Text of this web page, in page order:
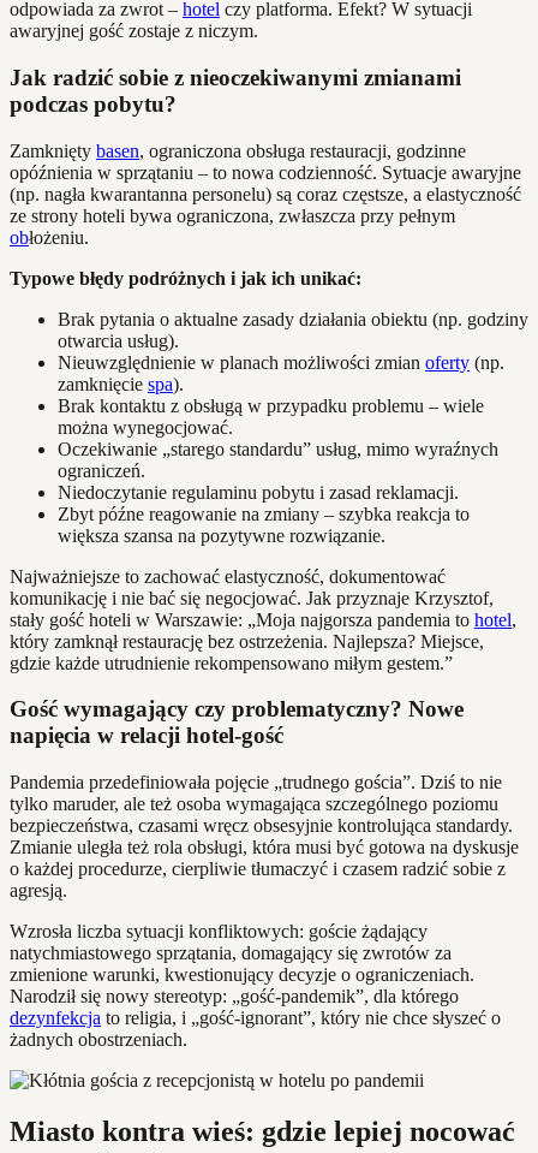
odpowiada za zwrot – hotel czy platforma. Efekt? W sytuacji
awaryjnej gość zostaje z niczym.
Jak radzić sobie z nieoczekiwanymi zmianami
podczas pobytu?
Zamknięty basen, ograniczona obsługa restauracji, godzinne
opóźnienia w sprzątaniu – to nowa codzienność. Sytuacje awaryjne
(np. nagła kwarantanna personelu) są coraz częstsze, a elastyczność
ze strony hoteli bywa ograniczona, zwłaszcza przy pełnym
obłożeniu.
Typowe błędy podróżnych i jak ich unikać:
Brak pytania o aktualne zasady działania obiektu (np. godziny
otwarcia usług).
Nieuwzględnienie w planach możliwości zmian oferty (np.
zamknięcie spa).
Brak kontaktu z obsługą w przypadku problemu – wiele
można wynegocjować.
Oczekiwanie „starego standardu” usług, mimo wyraźnych
ograniczeń.
Niedoczytanie regulaminu pobytu i zasad reklamacji.
Zbyt późne reagowanie na zmiany – szybka reakcja to
większa szansa na pozytywne rozwiązanie.
Najważniejsze to zachować elastyczność, dokumentować
komunikację i nie bać się negocjować. Jak przyznaje Krzysztof,
stały gość hoteli w Warszawie: „Moja najgorsza pandemia to hotel,
który zamknął restaurację bez ostrzeżenia. Najlepsza? Miejsce,
gdzie każde utrudnienie rekompensowano miłym gestem.”
Gość wymagający czy problematyczny? Nowe
napięcia w relacji hotel-gość
Pandemia przedefiniowała pojęcie „trudnego gościa”. Dziś to nie
tylko maruder, ale też osoba wymagająca szczególnego poziomu
bezpieczeństwa, czasami wręcz obsesyjnie kontrolująca standardy.
Zmianie uległa też rola obsługi, która musi być gotowa na dyskusje
o każdej procedurze, cierpliwie tłumaczyć i czasem radzić sobie z
agresją.
Wzrosła liczba sytuacji konfliktowych: goście żądający
natychmiastowego sprzątania, domagający się zwrotów za
zmienione warunki, kwestionujący decyzje o ograniczeniach.
Narodził się nowy stereotyp: „gość-pandemik”, dla którego
dezynfekcja to religia, i „gość-ignorant”, który nie chce słyszeć o
żadnych obostrzeniach.
Miasto kontra wieś: gdzie lepiej nocować